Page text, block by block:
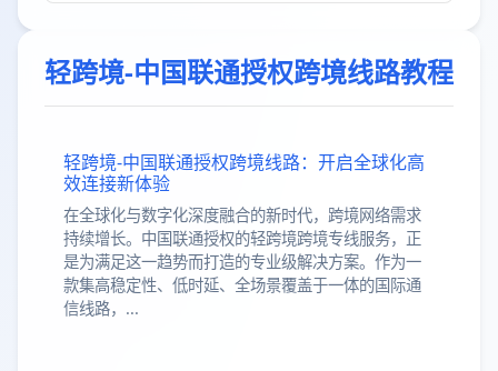
轻跨境-中国联通授权跨境线路教程
轻跨境-中国联通授权跨境线路：开启全球化高
效连接新体验
在全球化与数字化深度融合的新时代，跨境网络需求
持续增长。中国联通授权的轻跨境跨境专线服务，正
是为满足这一趋势而打造的专业级解决方案。作为一
款集高稳定性、低时延、全场景覆盖于一体的国际通
信线路，...